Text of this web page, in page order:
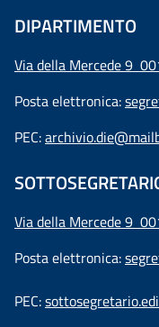
DIPARTIMENTO
Via della Mercede 9
Posta elettronica:
PEC:
Via della Mercede 9
Posta elettronica:
PEC: